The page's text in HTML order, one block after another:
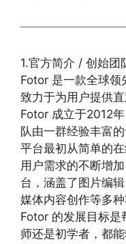
1.官方简介 / 创始团
Fotor 是一款全球领
致力于为用户提供
Fotor 成立于2012
队由一群经验丰富
平台最初从简单的
用户需求的不断增
台，涵盖了图片编
媒体内容创作等多种
Fotor 的发展目标是
师还是初学者，都